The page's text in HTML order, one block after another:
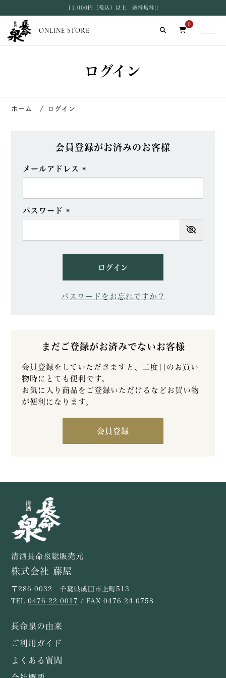
11,000円（税込）以上 送料無料!!
ONLINE STORE
0
ログイン
ログイン
会員登録がお済みのお客様
メールアドレス
パスワード
ログイン
パスワードをお忘れですか？
まだご登録がお済みでないお客様
会員登録をしていただきますと、二度目のお買い
物時にとても便利です。
お気に入り商品をご登録いただけるなどお買い物
が便利になります。
会員登録
清酒長命泉総販売元
株式会社 藤屋
〒286-0032 千葉県成田市上町513
TEL0476-22-0017 / FAX 0476-24-0758
長命泉の由来
ご利用ガイド
よくある質問